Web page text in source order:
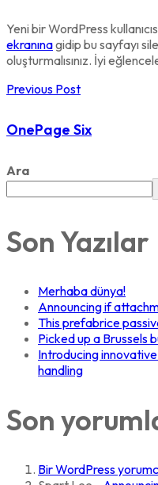
Yeni bir WordPress
ekranınagidip bu sayfayı
oluşturmalısınız. İyi
Previous Post
OnePage Six
Ara
Son Yazılar
Merhaba dünya!
Announcing if
This prefabrice
Picked up a Brussels
Introducing
handling
Son
Bir WordPress